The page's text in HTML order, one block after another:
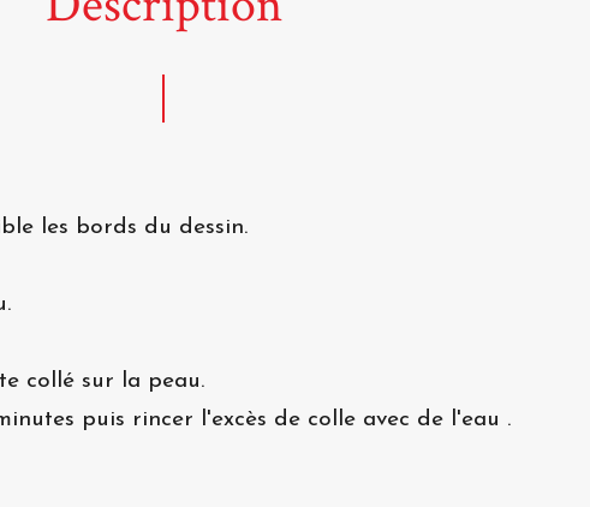
les bords du dessin.
collé sur la peau.
puis rincer l'excès de colle avec de l'eau .